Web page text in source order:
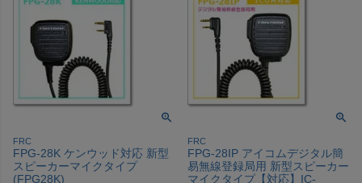
FRC
FPG-28K ケンウッド対応 新型
スピーカーマイクタイプ
(FPG28K)
FRC
FPG-28IP アイコムデジタル簡
易無線登録局用 新型スピーカー
マイクタイプ【対応】IC-